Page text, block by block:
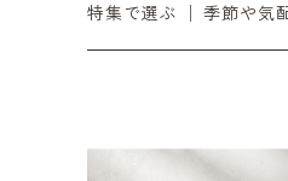
12月の入荷便り
3月の入荷便り
センティ │ SENTI
SENTIの財布
TORCH+ │ トーチ
余白をつくる｜ミラー・
日々を澄ます │ 洗剤・
時間とともに在る │
銀
ダイニーマレザー
特集で選ぶ │ 季節や気
リラックス / 心を整える